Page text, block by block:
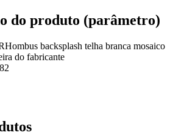
do produto (parâmetro)
backsplash telha branca mosaico
do fabricante